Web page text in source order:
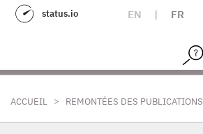
status.io EN | FR
ACCUEIL > REMONTÉES DES PUBLICATIONS